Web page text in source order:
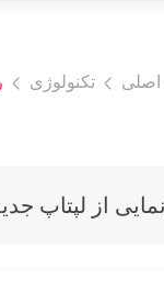
تکنولوژی
از لپتاپ